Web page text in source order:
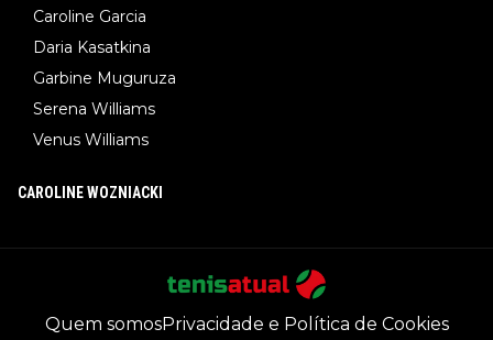
Caroline Garcia
Daria Kasatkina
Garbine Muguruza
Serena Williams
Venus Williams
CAROLINE WOZNIACKI
Quem somosPrivacidade e Política de Cookies